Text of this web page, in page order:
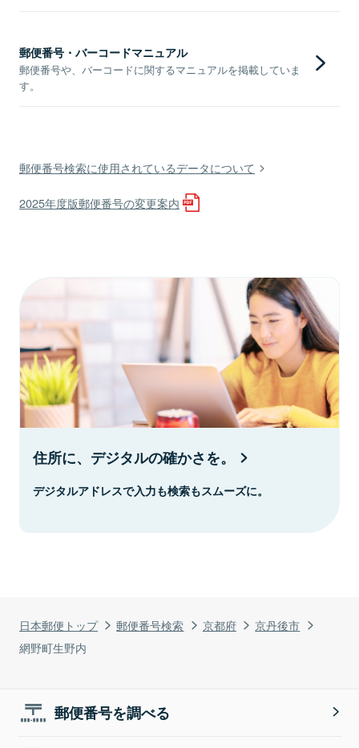
日本郵便トップ 郵便番号検索 京都府
京丹後市
網野町生野内
郵便番号・バーコードマニュアル
郵便番号や、バーコードに関するマニュアルを掲載していま
す。
郵便番号検索に使用されているデータについて
2025年度版郵便番号の変更案内
住所に、デジタルの確かさを。
デジタルアドレスで入力も検索もスムーズに。
郵便番号を調べる